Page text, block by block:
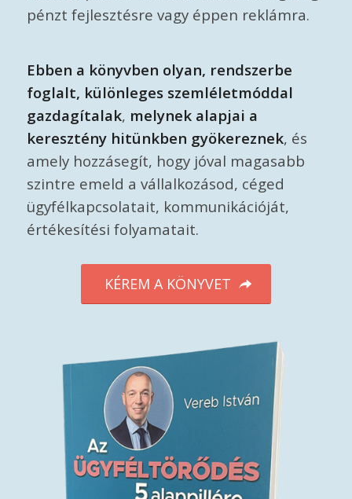
pénzt fejlesztésre vagy éppen reklámra.
Ebben a könyvben olyan, rendszerbe
foglalt, különleges szemléletmóddal
gazdagítalak, melynek alapjai a
keresztény hitünkben gyökereznek, és
amely hozzásegít, hogy jóval magasabb
szintre emeld a vállalkozásod, céged
ügyfélkapcsolatait, kommunikációját,
értékesítési folyamatait.
KÉREM A KÖNYVET